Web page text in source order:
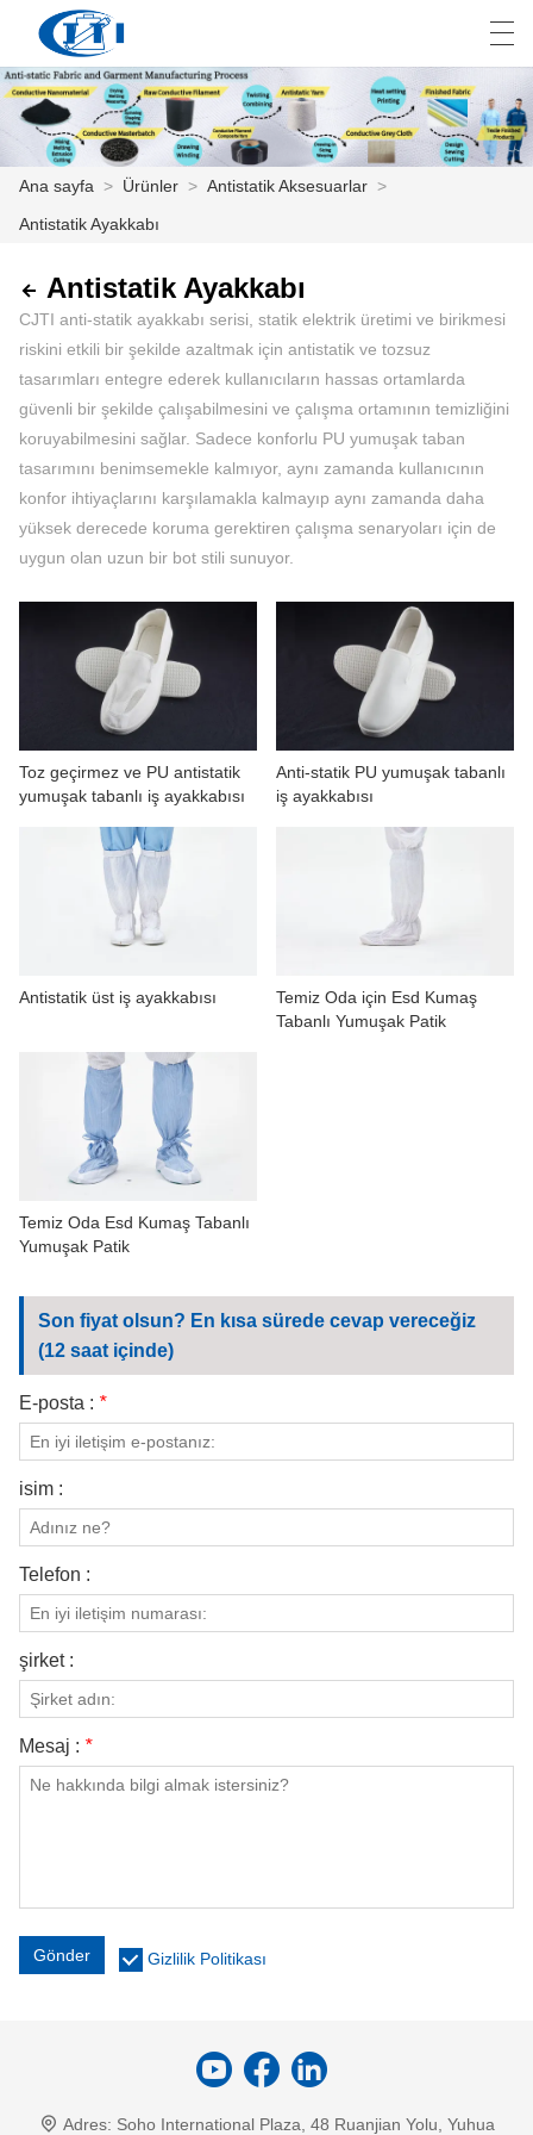
ANA SAYFA
ÜRÜNLER
HAKKIMIZDA
HABER
ENDÜSTRI
BIZIMLE ILETIŞIME GEÇIN
VIDEOLAR
العربية česky Deutsch English
Ana sayfa > Ürünler > Antistatik Aksesuarlar >
Antistatik Ayakkabı
Antistatik Ayakkabı
CJTI anti-statik ayakkabı serisi, statik elektrik üretimi ve birikmesi
riskini etkili bir şekilde azaltmak için antistatik ve tozsuz
tasarımları entegre ederek kullanıcıların hassas ortamlarda
güvenli bir şekilde çalışabilmesini ve çalışma ortamının temizliğini
koruyabilmesini sağlar. Sadece konforlu PU yumuşak taban
tasarımını benimsemekle kalmıyor, aynı zamanda kullanıcının
konfor ihtiyaçlarını karşılamakla kalmayıp aynı zamanda daha
yüksek derecede koruma gerektiren çalışma senaryoları için de
uygun olan uzun bir bot stili sunuyor.
Toz geçirmez ve PU antistatik
yumuşak tabanlı iş ayakkabısı
Anti-statik PU yumuşak tabanlı
iş ayakkabısı
Antistatik üst iş ayakkabısı
Temiz Oda için Esd Kumaş
Tabanlı Yumuşak Patik
Temiz Oda Esd Kumaş Tabanlı
Yumuşak Patik
Son fiyat olsun? En kısa sürede cevap vereceğiz
(12 saat içinde)
E-posta : *
isim :
Telefon :
şirket :
Mesaj : *
Gönder Gizlilik Politikası
Adres: Soho International Plaza, 48 Ruanjian Yolu, Yuhua